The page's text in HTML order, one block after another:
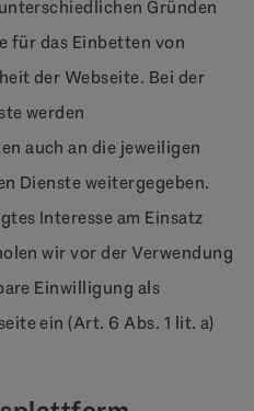
Gründen
für das Einbetten von
der Webseite. Bei der
werden
auch an die jeweiligen
Dienste weitergegeben.
Interesse am Einsatz
wir vor der Verwendung
Einwilligung als
ein (Art. 6 Abs. 1 lit. a)